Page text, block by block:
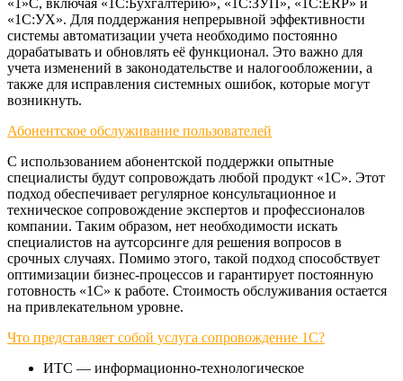
«1С:УХ». Для поддержания непрерывной эффективности
системы автоматизации учета необходимо постоянно
дорабатывать и обновлять её функционал. Это важно для
учета изменений в законодательстве и налогообложении, а
также для исправления системных ошибок, которые могут
возникнуть.
Абонентское обслуживание пользователей
С использованием абонентской поддержки опытные
специалисты будут сопровождать любой продукт «1С». Этот
подход обеспечивает регулярное консультационное и
техническое сопровождение экспертов и профессионалов
компании. Таким образом, нет необходимости искать
специалистов на аутсорсинге для решения вопросов в
срочных случаях. Помимо этого, такой подход способствует
оптимизации бизнес-процессов и гарантирует постоянную
готовность «1С» к работе. Стоимость обслуживания остается
на привлекательном уровне.
Что представляет собой услуга сопровождение 1С?
ИТС — информационно-технологическое